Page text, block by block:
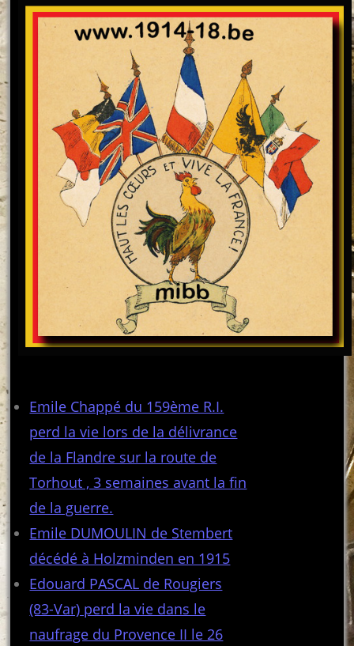
Emile Chappé du 159ème R.I.
perd la vie lors de la délivrance
de la Flandre sur la route de
Torhout , 3 semaines avant la fin
de la guerre.
Emile DUMOULIN de Stembert
décédé à Holzminden en 1915
Edouard PASCAL de Rougiers
(83-Var) perd la vie dans le
naufrage du Provence II le 26